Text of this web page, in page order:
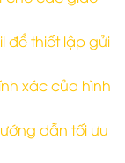
để thiết lập gửi
xác của hình
dẫn tối ưu